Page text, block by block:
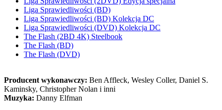
Liga Sprawiedliwości (BD)
Liga Sprawiedliwości (BD) Kolekcja DC
Liga Sprawiedliwości (DVD) Kolekcja DC
The Flash (2BD 4K) Steelbook
The Flash (BD)
The Flash (DVD)
Producent wykonawczy: Ben Affleck, Wesley Coller, Daniel S.
Kaminsky, Christopher Nolan i inni
Muzyka: Danny Elfman